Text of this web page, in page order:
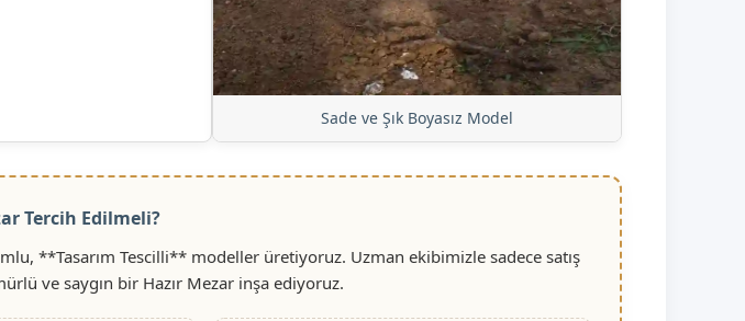
Sade ve Şık Boyasız Model
Tercih Edilmeli?
**Tasarım Tescilli** modeller üretiyoruz. Uzman ekibimizle sadece satış
ve saygın bir Hazır Mezar inşa ediyoruz.